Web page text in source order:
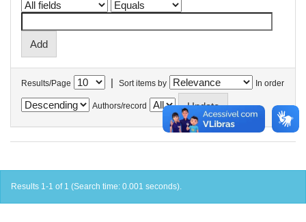
Results/Page | Sort items by In order
Authors/record
Results 1-1 of 1 (Search time: 0.001 seconds).